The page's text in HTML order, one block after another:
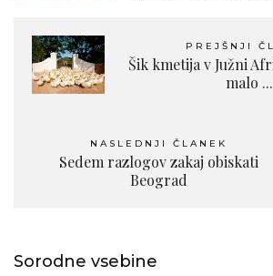
PREJŠNJI
Šik kmetija v Južni
malo ...
NASLEDNJI ČLANEK
Sedem razlogov zakaj obiskati
Beograd
Sorodne vsebine